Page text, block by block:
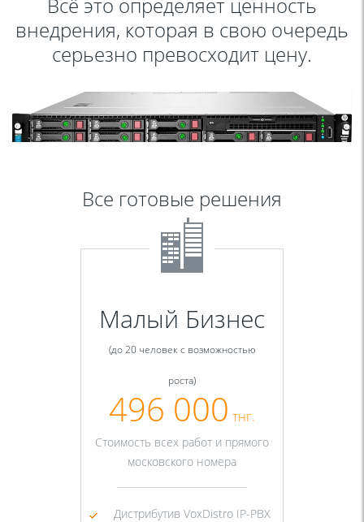
внедрения, которая в свою очередь
серьезно превосходит цену.
Все готовые решения
Малый Бизнес
(до 20 человек с возможностью
роста)
496 000 тнг.
Стоимость всех работ и прямого
московского номера
Дистрибутив VoxDistro IP-PBX